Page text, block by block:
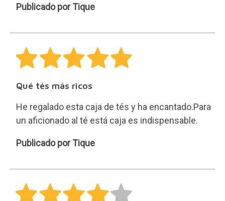
Tique
Publicado por Tique
Qué tés más ricos
He regalado esta caja de tés y ha encantado.Para
un aficionado al té está caja es indispensable.
Tique
Publicado por Tique